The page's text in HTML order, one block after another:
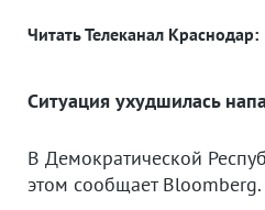
Читать Телеканал Краснодар:
Ситуация ухудшилась
В Демократической
этом сообщает Bloomberg.